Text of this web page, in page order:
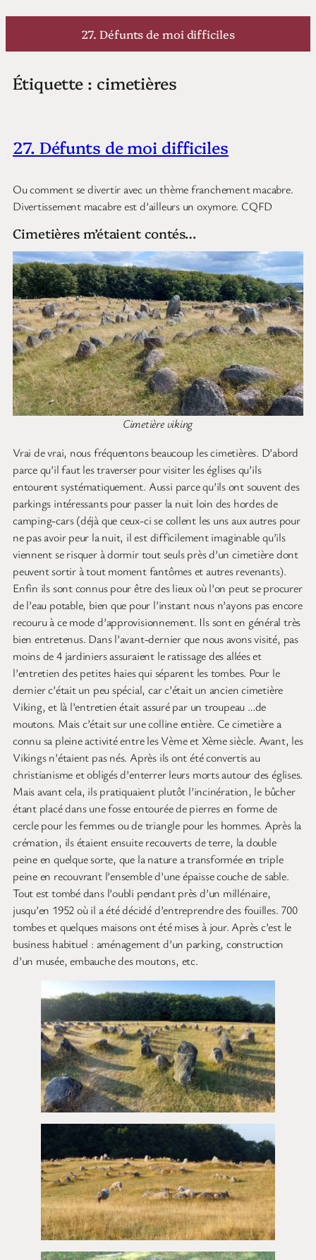
Aller
27. Défunts de moi difficiles
Étiquette : cimetières
27. Défunts de moi difficiles
Ou comment se divertir avec un thème franchement macabre.
Divertissement macabre est d’ailleurs un oxymore. CQFD
Cimetières m’étaient contés…
Cimetière viking
Vrai de vrai, nous fréquentons beaucoup les cimetières. D’abord
parce qu’il faut les traverser pour visiter les églises qu’ils
entourent systématiquement. Aussi parce qu’ils ont souvent des
parkings intéressants pour passer la nuit loin des hordes de
camping-cars (déjà que ceux-ci se collent les uns aux autres pour
ne pas avoir peur la nuit, il est difficilement imaginable qu’ils
viennent se risquer à dormir tout seuls près d’un cimetière dont
peuvent sortir à tout moment fantômes et autres revenants).
Enfin ils sont connus pour être des lieux où l’on peut se procurer
de l’eau potable, bien que pour l’instant nous n’ayons pas encore
recouru à ce mode d’approvisionnement. Ils sont en général très
bien entretenus. Dans l’avant-dernier que nous avons visité, pas
moins de 4 jardiniers assuraient le ratissage des allées et
l’entretien des petites haies qui séparent les tombes. Pour le
dernier c’était un peu spécial, car c’était un ancien cimetière
Viking, et là l’entretien était assuré par un troupeau …de
moutons. Mais c’était sur une colline entière. Ce cimetière a
connu sa pleine activité entre les Vème et Xème siècle. Avant, les
Vikings n’étaient pas nés. Après ils ont été convertis au
christianisme et obligés d’enterrer leurs morts autour des églises.
Mais avant cela, ils pratiquaient plutôt l’incinération, le bûcher
étant placé dans une fosse entourée de pierres en forme de
cercle pour les femmes ou de triangle pour les hommes. Après la
crémation, ils étaient ensuite recouverts de terre, la double
peine en quelque sorte, que la nature a transformée en triple
peine en recouvrant l’ensemble d’une épaisse couche de sable.
Tout est tombé dans l’oubli pendant près d’un millénaire,
jusqu’en 1952 où il a été décidé d’entreprendre des fouilles. 700
tombes et quelques maisons ont été mises à jour. Après c’est le
business habituel : aménagement d’un parking, construction
d’un musée, embauche des moutons, etc.